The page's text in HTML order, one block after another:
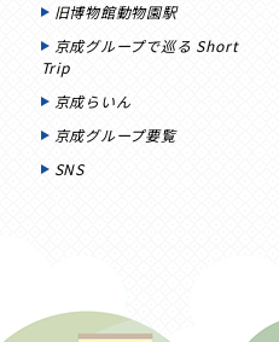
旧博物館動物園駅
京成グループで巡る Short
Trip
京成らいん
京成グループ要覧
SNS